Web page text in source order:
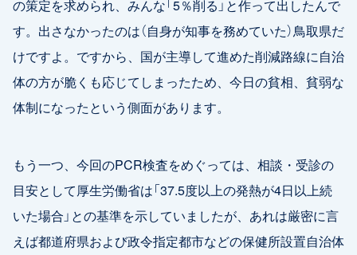
の策定を求められ、みんな「5％削る」と作って出したんで
す。出さなかったのは（自身が知事を務めていた）鳥取県だ
けですよ。ですから、国が主導して進めた削減路線に自治
体の方が脆くも応じてしまったため、今日の貧相、貧弱な
体制になったという側面があります。
もう一つ、今回のPCR検査をめぐっては、相談・受診の
目安として厚生労働省は「37.5度以上の発熱が4日以上続
いた場合」との基準を示していましたが、あれは厳密に言
えば都道府県および政令指定都市などの保健所設置自治体